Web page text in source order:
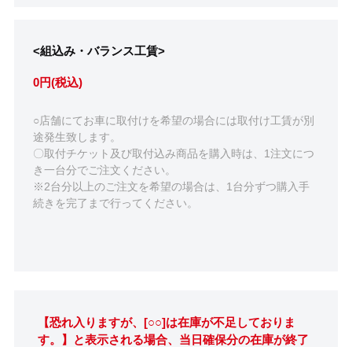
<組込み・バランス工賃>
0円(税込)
○店舗にてお車に取付けを希望の場合には取付け工賃が別
途発生致します。
〇取付チケット及び取付込み商品を購入時は、1注文につ
き一台分でご注文ください。
※2台分以上のご注文を希望の場合は、1台分ずつ購入手
続きを完了まで行ってください。
【恐れ入りますが、[○○]は在庫が不足しておりま
す。】と表示される場合、当日確保分の在庫が終了